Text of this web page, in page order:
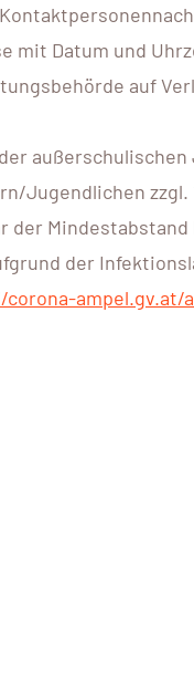
mit Datum und
auf
Jugendlichen
der
ampel.gv.at/